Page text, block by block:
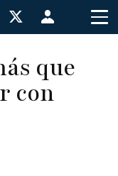
Menú
de
de
usuario
que
con